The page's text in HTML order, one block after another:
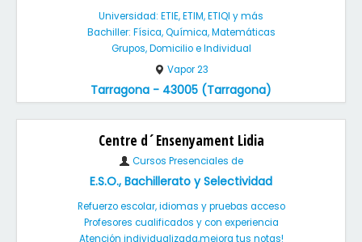
Universidad: ETIE, ETIM, ETIQI y más
Bachiller: Física, Química, Matemáticas
Grupos, Domicilio e Individual
Vapor 23
Tarragona - 43005 (Tarragona)
Centre d´Ensenyament Lidia
Cursos Presenciales de
E.S.O., Bachillerato y Selectividad
Refuerzo escolar, idiomas y pruebas acceso
Profesores cualificados y con experiencia
Atención individualizada,mejora tus notas!